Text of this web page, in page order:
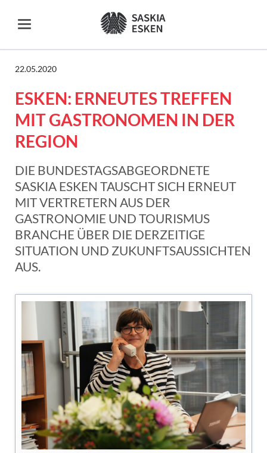
22.05.2020
ESKEN: ERNEUTES TREFFEN
MIT GASTRONOMEN IN DER
REGION
DIE BUNDESTAGSABGEORDNETE
SASKIA ESKEN TAUSCHT SICH ERNEUT
MIT VERTRETERN AUS DER
GASTRONOMIE UND TOURISMUS
BRANCHE ÜBER DIE DERZEITIGE
SITUATION UND ZUKUNFTSAUSSICHTEN
AUS.